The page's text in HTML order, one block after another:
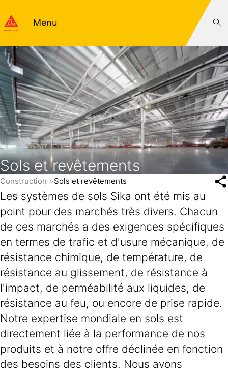
Menu
Sols et revêtements
Construction Sols et revêtements
Les systèmes de sols Sika ont été mis au
point pour des marchés très divers. Chacun
de ces marchés a des exigences spécifiques
en termes de trafic et d'usure mécanique, de
résistance chimique, de température, de
résistance au glissement, de résistance à
l'impact, de perméabilité aux liquides, de
résistance au feu, ou encore de prise rapide.
Notre expertise mondiale en sols est
directement liée à la performance de nos
produits et à notre offre déclinée en fonction
des besoins des clients. Nous avons